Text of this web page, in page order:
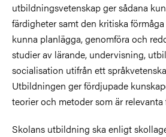
utbildningsvetenskap ger sådana
färdigheter samt den kritiska
kunna planlägga, genomföra och
studier av lärande, undervisning,
socialisation utifrån ett
Utbildningen ger fördjupade
teorier och metoder som är
Skolans utbildning ska enligt